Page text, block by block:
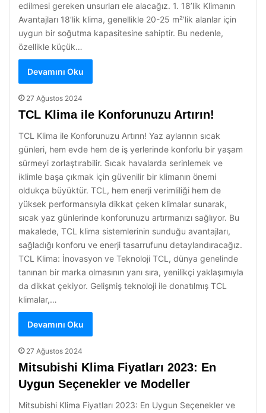
edilmesi gereken unsurları ele alacağız. 1. 18’lik Klimanın
Avantajları 18’lik klima, genellikle 20-25 m²’lik alanlar için
uygun bir soğutma kapasitesine sahiptir. Bu nedenle,
özellikle küçük…
Devamını Oku
27 Ağustos 2024
TCL Klima ile Konforunuzu Artırın!
TCL Klima ile Konforunuzu Artırın! Yaz aylarının sıcak
günleri, hem evde hem de iş yerlerinde konforlu bir yaşam
sürmeyi zorlaştırabilir. Sıcak havalarda serinlemek ve
iklimle başa çıkmak için güvenilir bir klimanın önemi
oldukça büyüktür. TCL, hem enerji verimliliği hem de
yüksek performansıyla dikkat çeken klimalar sunarak,
sıcak yaz günlerinde konforunuzu artırmanızı sağlıyor. Bu
makalede, TCL klima sistemlerinin sunduğu avantajları,
sağladığı konforu ve enerji tasarrufunu detaylandıracağız.
TCL Klima: İnovasyon ve Teknoloji TCL, dünya genelinde
tanınan bir marka olmasının yanı sıra, yenilikçi yaklaşımıyla
da dikkat çekiyor. Gelişmiş teknoloji ile donatılmış TCL
klimalar,…
Devamını Oku
27 Ağustos 2024
Mitsubishi Klima Fiyatları 2023: En
Uygun Seçenekler ve Modeller
Mitsubishi Klima Fiyatları 2023: En Uygun Seçenekler ve